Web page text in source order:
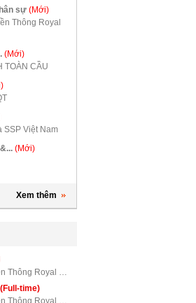
sự (Mới)
Thông Royal
(Mới)
TOÀN CẦU
SSP Việt Nam
(Mới)
Xem thêm
time)